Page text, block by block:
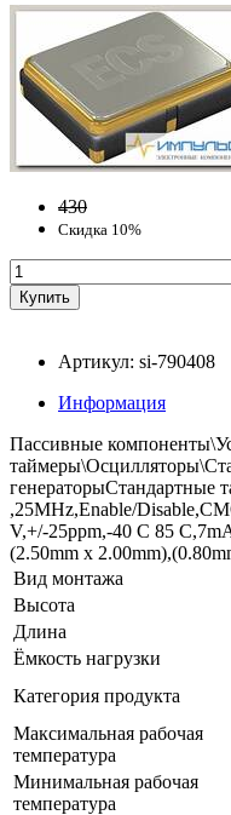
430
Скидка 10%
Артикул: si-790408
Информация
Пассивные
генераторыСтандартные
,25MHz,Enable/
V,+/-25ppm,-40 C 85
(2.50mm x
Вид монтажа
Высота
Длина
Ёмкость нагрузки
Категория продукта
Максимальная рабочая
температура
Минимальная рабочая
температура